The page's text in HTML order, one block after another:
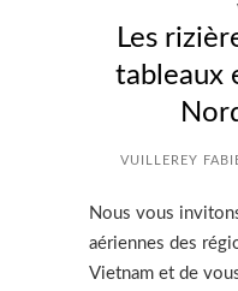
Les
tableaux
VUILLEREY
Nous vous
aériennes des
Vietnam et de